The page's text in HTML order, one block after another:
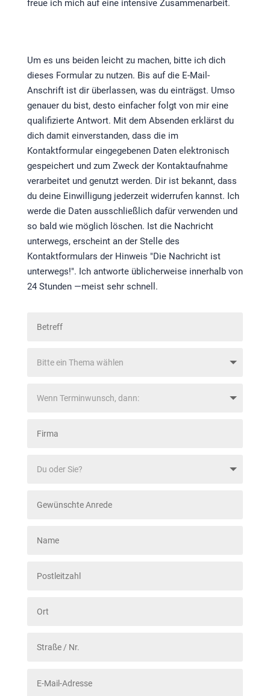
freue ich mich auf eine intensive Zusammenarbeit.
Um es uns beiden leicht zu machen, bitte ich dich
dieses Formular zu nutzen. Bis auf die E-Mail-
Anschrift ist dir überlassen, was du einträgst. Umso
genauer du bist, desto einfacher folgt von mir eine
qualifizierte Antwort. Mit dem Absenden erklärst du
dich damit einverstanden, dass die im
Kontaktformular eingegebenen Daten elektronisch
gespeichert und zum Zweck der Kontaktaufnahme
verarbeitet und genutzt werden. Dir ist bekannt, dass
du deine Einwilligung jederzeit widerrufen kannst. Ich
werde die Daten ausschließlich dafür verwenden und
so bald wie möglich löschen. Ist die Nachricht
unterwegs, erscheint an der Stelle des
Kontaktformulars der Hinweis "Die Nachricht ist
unterwegs!". Ich antworte üblicherweise innerhalb von
24 Stunden —meist sehr schnell.